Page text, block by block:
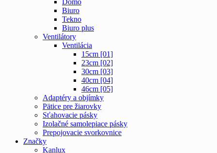
Biuro
Tekno
Biuro plus
Ventilátory
Ventilácia
15cm [01]
23cm [02]
30cm [03]
40cm [04]
46cm [05]
Adaptéry a objímky
Pätice pre žiarovky
Sťahovacie pásky
Izolačné samolepiace pásky
Prepojovacie svorkovnice
Značky
Kanlux